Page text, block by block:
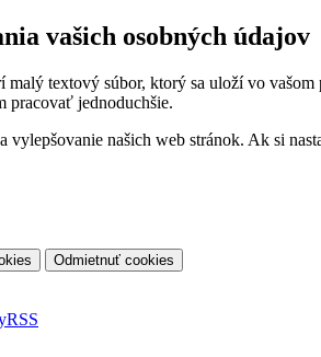
vašich osobných údajov
textový súbor, ktorý sa uloží vo
pracovať jednoduchšie.
našich web stránok. Ak si
RSS